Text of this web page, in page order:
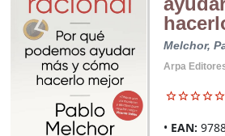
Melchor,
Arpa
EAN: